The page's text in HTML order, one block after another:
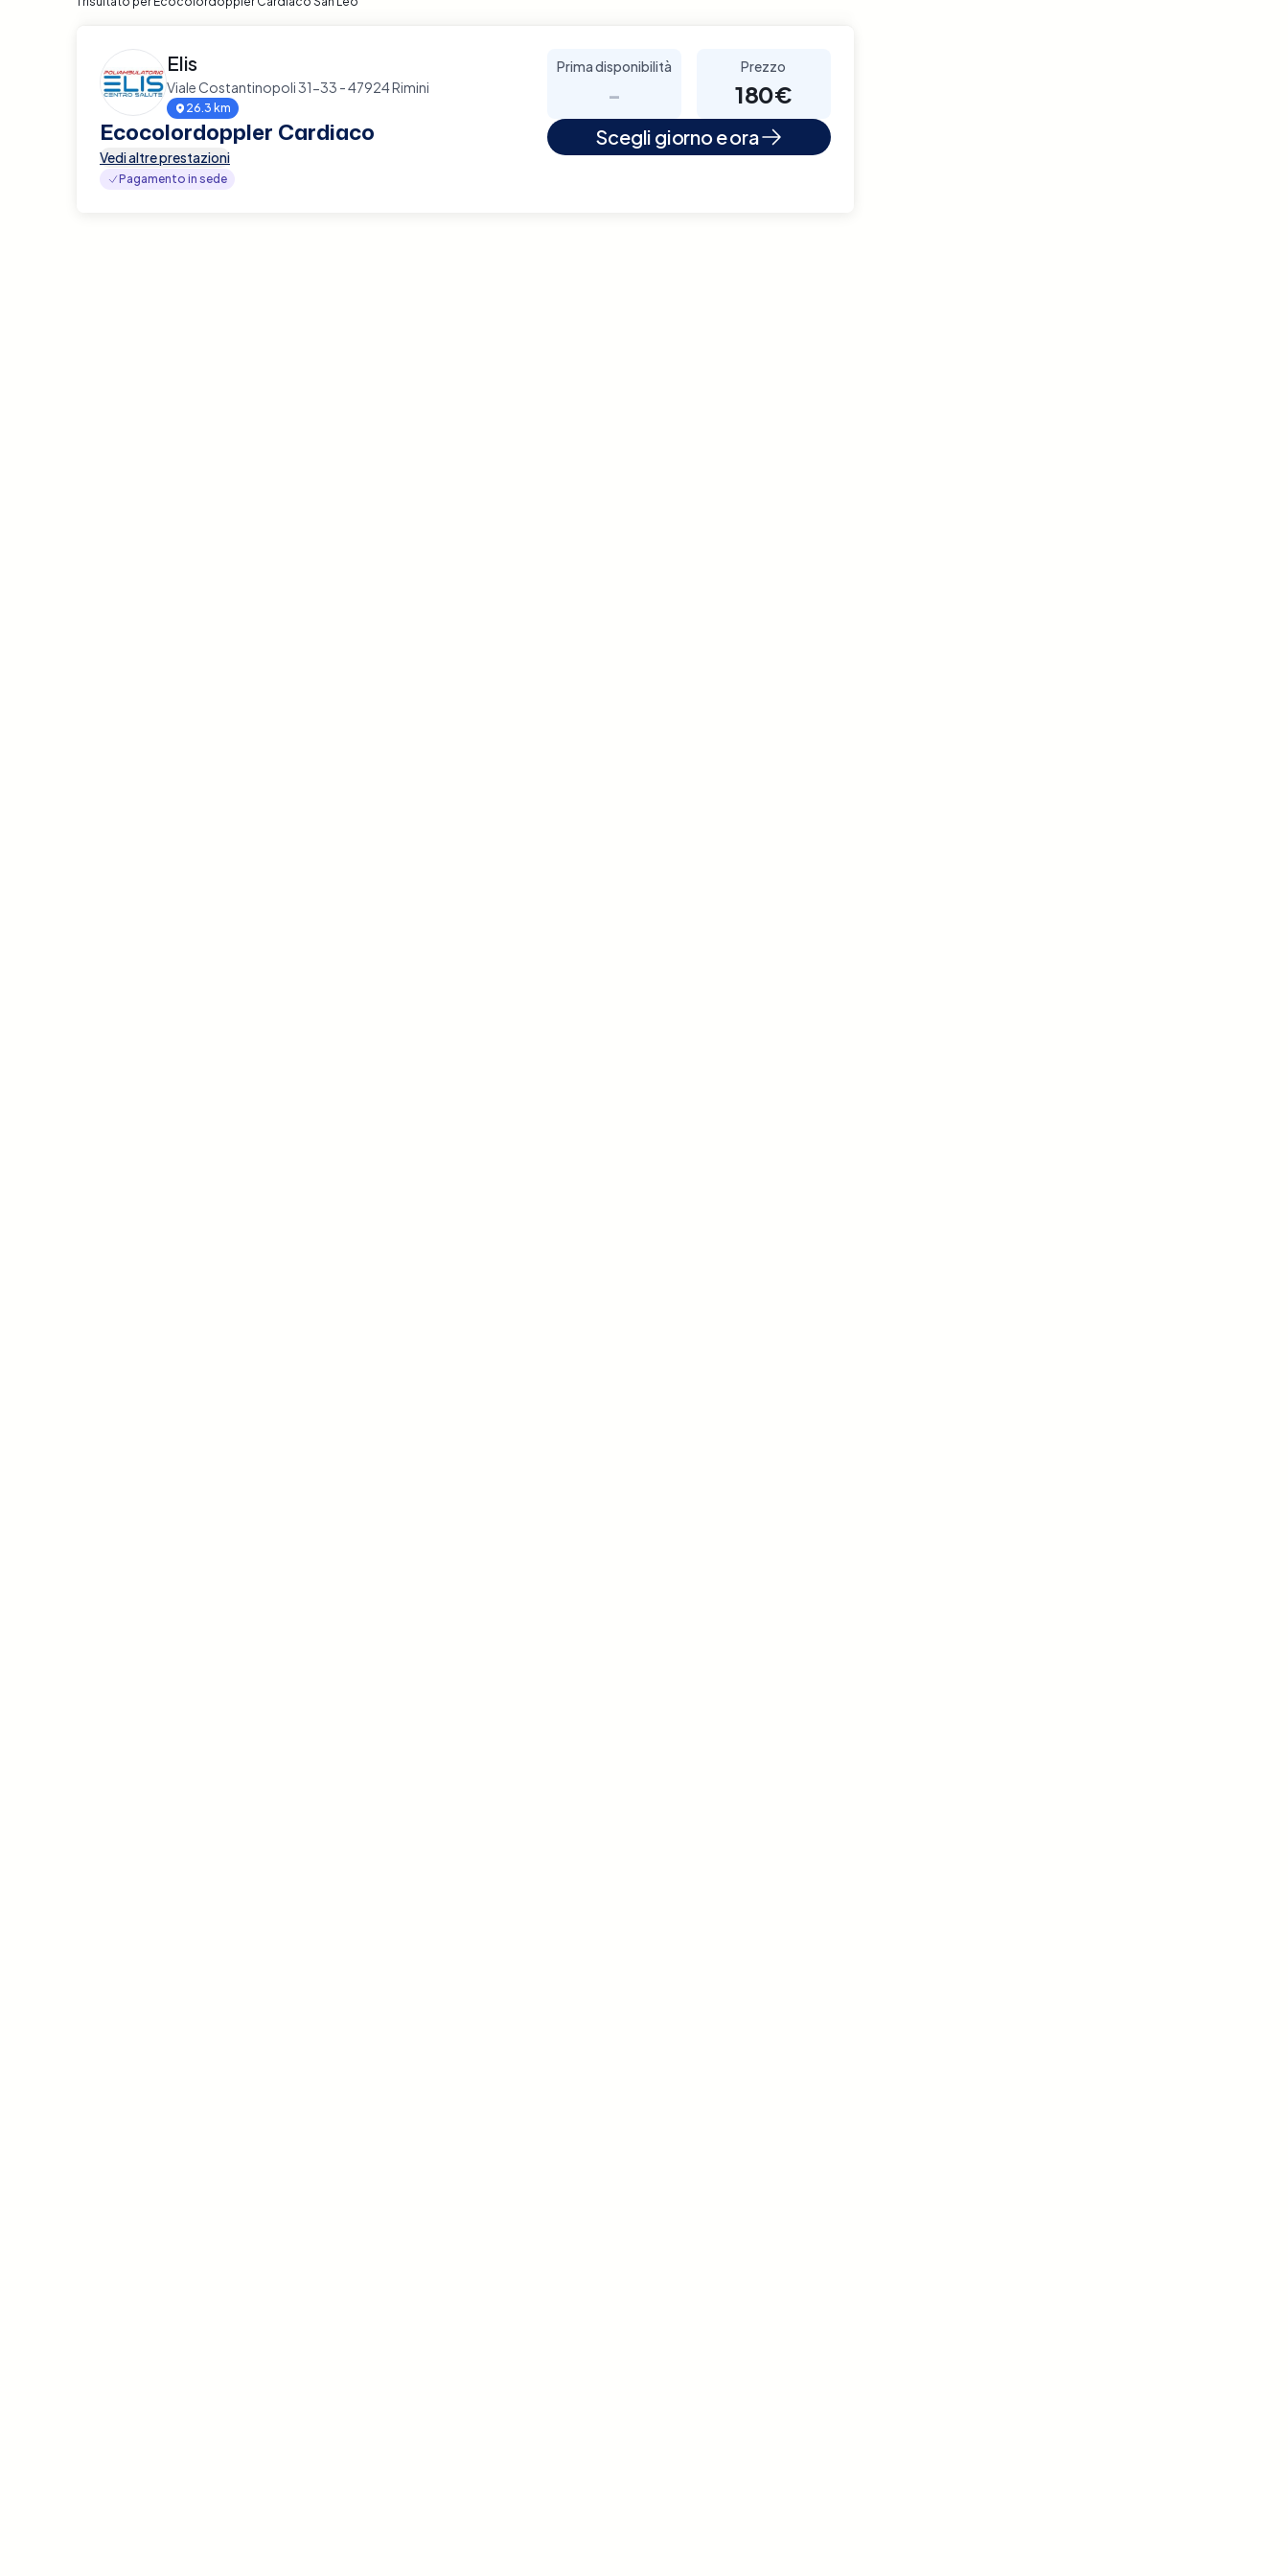
Elis
Viale Costantinopoli 31-33 - 47924 Rimini
26.3 km
Ecocolordoppler Cardiaco
Vedi altre prestazioni
Pagamento in sede
Prima disponibilità
-
Prezzo
180€
Scegli giorno e ora